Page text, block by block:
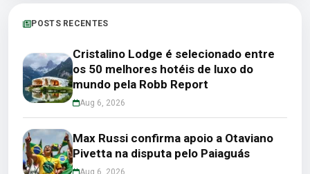
POSTS RECENTES
Cristalino Lodge é selecionado entre
os 50 melhores hotéis de luxo do
mundo pela Robb Report
Aug 6, 2026
Max Russi confirma apoio a Otaviano
Pivetta na disputa pelo Paiaguás
Aug 6, 2026